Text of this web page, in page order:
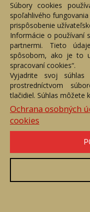
Súbory cookies
spoľahlivého
prispôsobenie
Informácie o používaní
partnermi. Tieto
spôsobom, ako je to
spracovaní cookies“.
Vyjadrite svoj súhlas
prostredníctvom
tlačidiel. Súhlas môžete
Ochrana osobných
cookies